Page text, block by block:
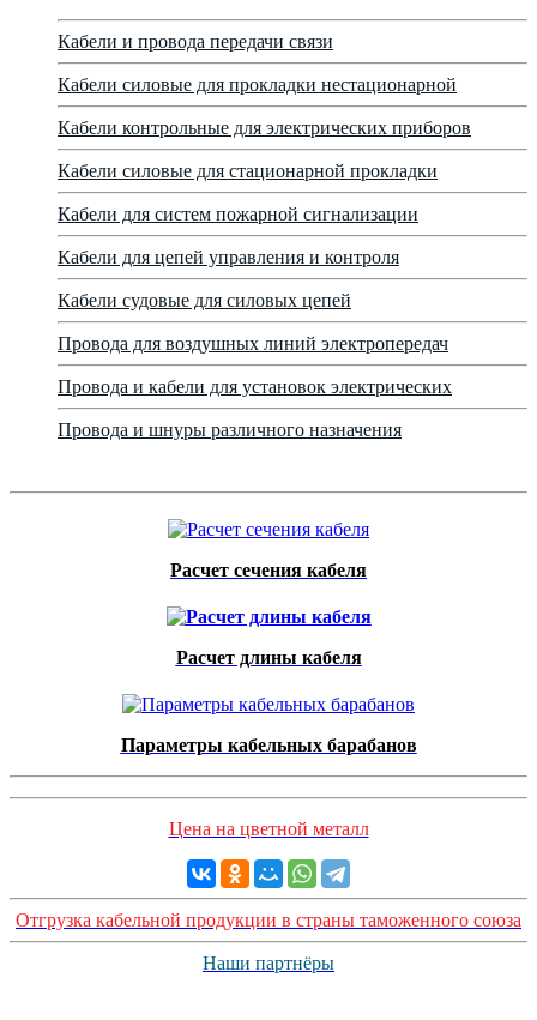
Кабели и провода передачи связи
Кабели силовые для прокладки нестационарной
Кабели контрольные для электрических приборов
Кабели силовые для стационарной прокладки
Кабели для систем пожарной сигнализации
Кабели для цепей управления и контроля
Кабели судовые для силовых цепей
Провода для воздушных линий электропередач
Провода и кабели для установок электрических
Провода и шнуры различного назначения
Расчет сечения кабеля
Расчет длины кабеля
Параметры кабельных барабанов
Цена на цветной металл
Отгрузка кабельной продукции в страны таможенного союза
Наши партнёры